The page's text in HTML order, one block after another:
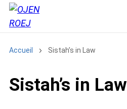
Accueil Sistah’s in Law
Sistah’s in Law